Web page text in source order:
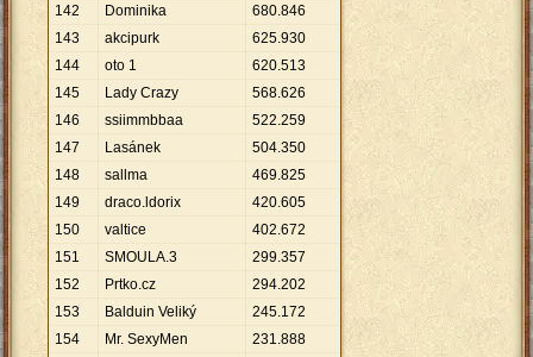
142
Dominika 680.846
143
akcipurk 625.930
144
oto 1 620.513
145
Lady Crazy 568.626
146
ssiimmbbaa 522.259
147
Lasánek 504.350
148
sallma 469.825
149
draco.ldorix 420.605
150
valtice 402.672
151
SMOULA.3 299.357
152
Prtko.cz 294.202
153
Balduin Veliký 245.172
154
Mr. SexyMen 231.888